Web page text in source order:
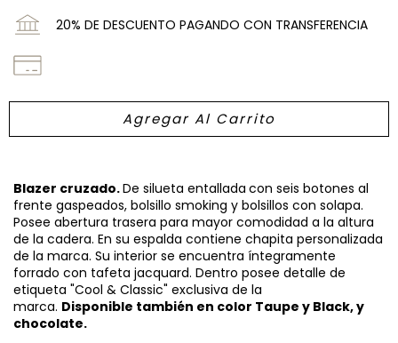
20% DE DESCUENTO PAGANDO CON TRANSFERENCIA
Blazer cruzado.De silueta entallada con seis botones al
frente gaspeados, bolsillo smoking y bolsillos con solapa.
Posee abertura trasera para mayor comodidad a la altura
de la cadera. En su espalda contiene chapita personalizada
de la marca. Su interior se encuentra íntegramente
forrado con tafeta jacquard. Dentro posee detalle de
etiqueta "Cool & Classic" exclusiva de la
marca. Disponible también en color Taupe y Black, y
chocolate.